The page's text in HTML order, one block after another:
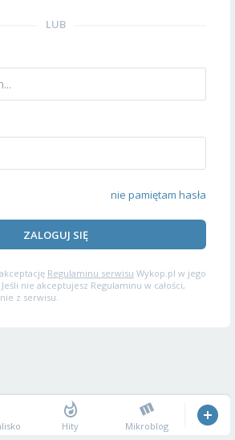
LUB
nie pamiętam hasła
ZALOGUJ SIĘ
Regulaminu serwisu Wykop.pl w jego
nie akceptujesz Regulaminu w całości,
z serwisu.
Hity Mikroblog